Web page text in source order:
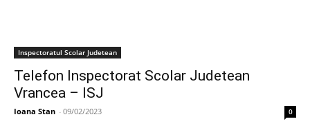
Inspectoratul Scolar Judetean
Telefon Inspectorat Scolar Judetean
Vrancea – ISJ
Ioana Stan - 09/02/2023 0